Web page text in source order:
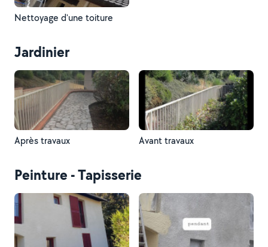
Nettoyage d'une toiture
Jardinier
Après travaux Avant travaux
Peinture - Tapisserie